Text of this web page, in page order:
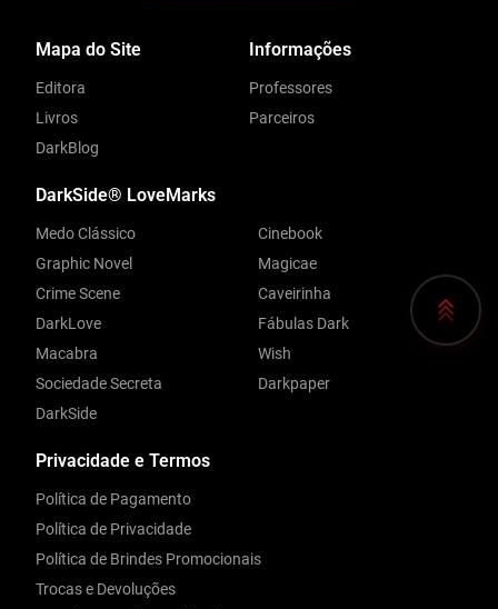
Privacidade e Termos
Política de Pagamento
Política de Privacidade
Política de Brindes Promocionais
Trocas e Devoluções
Mapa do Site
Editora
Livros
DarkBlog
Informações
Professores
Parceiros
DarkSide® LoveMarks
Medo Clássico
Graphic Novel
Crime Scene
DarkLove
Macabra
Sociedade Secreta
DarkSide
Cinebook
Magicae
Caveirinha
Fábulas Dark
Wish
Darkpaper